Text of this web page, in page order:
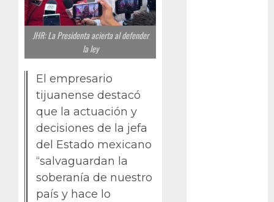
JHR: La Presidenta acierta al defender
la ley
El empresario
tijuanense destacó
que la actuación y
decisiones de la jefa
del Estado mexicano
“salvaguardan la
soberanía de nuestro
país y hace lo